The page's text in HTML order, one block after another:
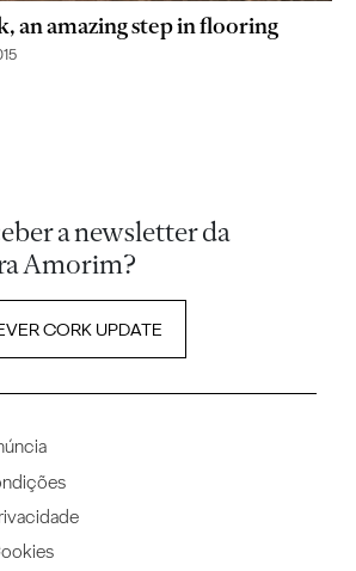
an amazing step in flooring
a newsletter da
Amorim?
CORK UPDATE